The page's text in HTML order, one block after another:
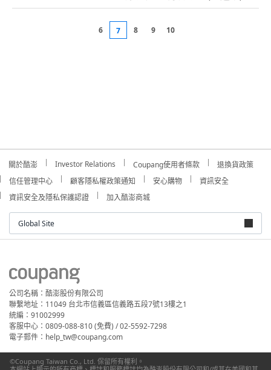
6 7 8 9 10
關於酷澎 Investor Relations Coupang使用者條款
退換貨政策
信任管理中心
顧客隱私權政策通知 安心購物
資訊安全
資訊安全及隱私保護認證
加入酷澎商城
Global Site
公司名稱：酷澎股份有限公司
聯繫地址：11049 台北市信義區信義路五段7號13樓之1
統編：91002999
客服中心：0809-088-810 (免費) / 02-5592-7298
電子郵件：help_tw@coupang.com
©Coupang Taiwan Co., Ltd. 保留所有權利。